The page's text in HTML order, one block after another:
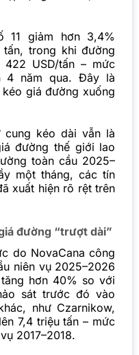
11 giảm hơn 3,4%
tấn, trong khi đường
USD/tấn – mức
4 năm qua. Đây là
giá đường xuống
cung kéo dài vẫn là
đường thế giới lao
toàn cầu 2025–
một tháng, các tín
xuất hiện rõ rệt trên
đường “trượt dài”
do NovaCana công
niên vụ 2025–2026
hơn 40% so với
sát trước đó vào
như Czarnikow,
7,4 triệu tấn – mức
2017–2018.